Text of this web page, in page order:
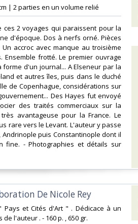
| 2 parties en un volume relié‎
ces 2 voyages qui paraissent pour la
d'époque. Dos à nerfs orné. Pièces
accroc avec manque au troisième
frotté. Le premier ouvrage
d'un journal... A Elseneur par la
et autres îles, puis dans le duché
de Copenhague, considérations sur
Des Hayes fut envoyé
des traités commerciaux sur la
avantageuse pour la France. Le
rare vers le Levant. L'auteur y passe
puis Constantinople dont il
fine. - Photographies et détails sur
De Nicole Rey‎
Pays et Cités d'Art " . Dédicace à un
l'auteur . - 160 p. , 650 gr.‎